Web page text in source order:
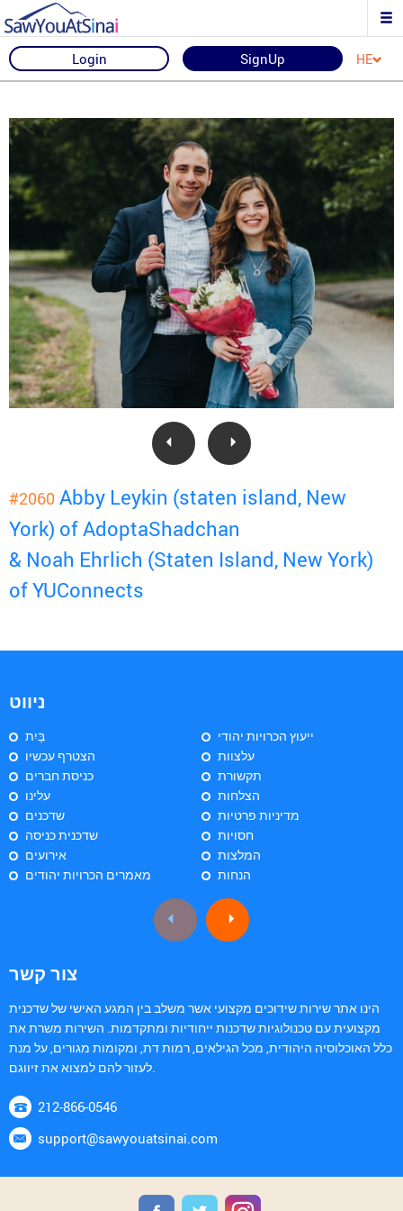
Login SignUp HE
#2060 Abby Leykin (staten island, New
York) of AdoptaShadchan
& Noah Ehrlich (Staten Island, New York)
of YUConnects
ניווט
בַּיִת
הצטרף עכשיו
כניסת חברים
עלינו
שדכנים
שדכנית כניסה
אירועים
מאמרים הכרויות יהודים
ייעוץ הכרויות יהודי
עלצוות
תקשורת
הצלחות
מדיניות פרטיות
חסויות
המלצות
הנחות
צור קשר
הינו אתר שירות שידוכים מקצועי אשר משלב בין המגע האישי של שדכנית
מקצועית עם טכנולוגיות שדכנות ייחודיות ומתקדמות. השירות משרת את
כלל האוכלוסיה היהודית, מכל הגילאים, רמות דת, ומקומות מגורים, על מנת
212-866-0546
support@sawyouatsinai.com